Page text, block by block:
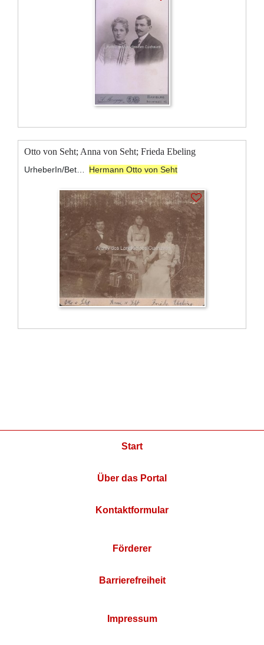
Otto von Seht; Anna von Seht; Frieda Ebeling
Hermann Otto von Seht
Start
Über das Portal
Kontaktformular
Förderer
Barrierefreiheit
Impressum